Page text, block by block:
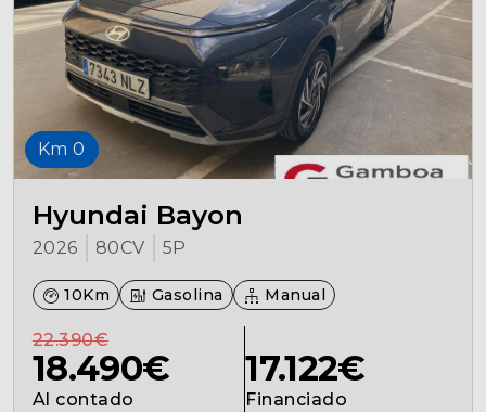
Km 0
Hyundai Bayon
2026 80CV 5P
10Km Gasolina Manual
22.390€
18.490€
Al contado
17.122€
Financiado